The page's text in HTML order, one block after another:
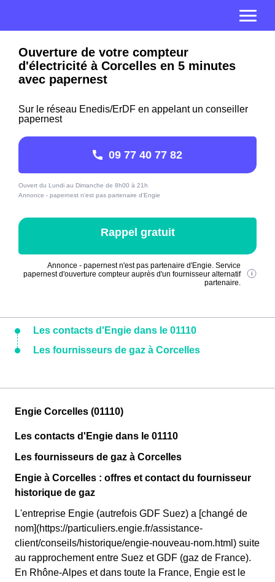
Ouverture de votre compteur
d'électricité à Corcelles en 5 minutes
avec papernest
Sur le réseau Enedis/ErDF en appelant un conseiller
papernest
09 77 40 77 82
Ouvert du Lundi au Dimanche de 8h00 à 21h
Annonce - papernest n'est pas partenaire d'Engie
Rappel gratuit
Annonce - papernest n'est pas partenaire d'Engie. Service
papernest d'ouverture compteur auprès d'un fournisseur alternatif
partenaire.
Les contacts d'Engie dans le 01110
Les fournisseurs de gaz à Corcelles
Engie Corcelles (01110)
Les contacts d'Engie dans le 01110
Les fournisseurs de gaz à Corcelles
Engie à Corcelles : offres et contact du fournisseur
historique de gaz
L'entreprise Engie (autrefois GDF Suez) a [changé de
nom](https://particuliers.engie.fr/assistance-
client/conseils/historique/engie-nouveau-nom.html) suite
au rapprochement entre Suez et GDF (gaz de France).
En Rhône-Alpes et dans toute la France, Engie est le